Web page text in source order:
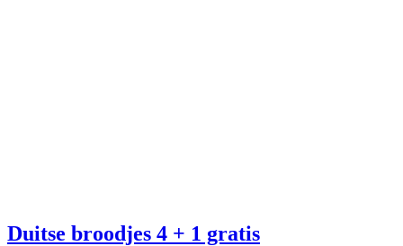
Duitse broodjes 4 + 1 gratis